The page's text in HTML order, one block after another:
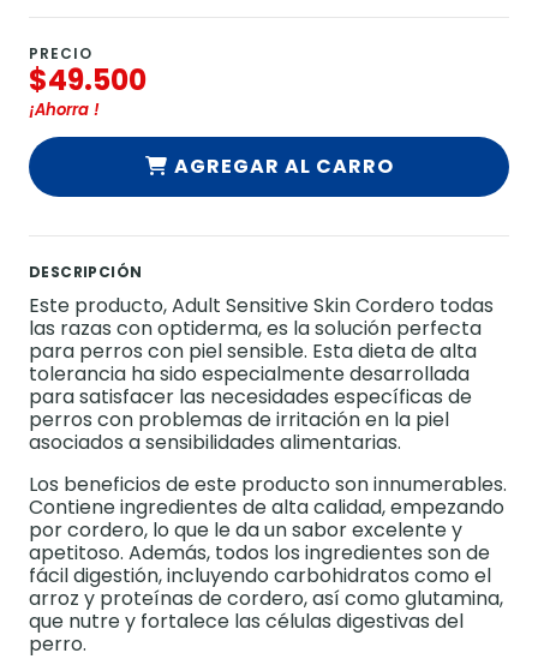
PRECIO
$49.500
¡Ahorra !
AGREGAR AL CARRO
DESCRIPCIÓN
Este producto, Adult Sensitive Skin Cordero todas
las razas con optiderma, es la solución perfecta
para perros con piel sensible. Esta dieta de alta
tolerancia ha sido especialmente desarrollada
para satisfacer las necesidades específicas de
perros con problemas de irritación en la piel
asociados a sensibilidades alimentarias.
Los beneficios de este producto son innumerables.
Contiene ingredientes de alta calidad, empezando
por cordero, lo que le da un sabor excelente y
apetitoso. Además, todos los ingredientes son de
fácil digestión, incluyendo carbohidratos como el
arroz y proteínas de cordero, así como glutamina,
que nutre y fortalece las células digestivas del
perro.